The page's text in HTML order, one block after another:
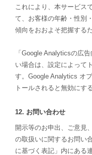
これにより、本サービス
て、お客様の年齢・性別
傾向をおおよそ把握する
「Google Analyticsの広
い場合は、設定によって
す。Google Analytics オ
トールされると無効にす
12. お問い合わせ
開示等のお申出、ご意見
の取扱いに関するお問い
に基づく表記」内にある